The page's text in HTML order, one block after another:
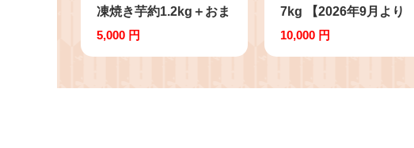
凍焼き芋約1.2kg＋おま
かせ品種さつまいも
焼き芋 やきいも 冷凍
5,000 円
7kg 【2026年9月より
順次発送】｜紅はるか
(CU-55-7)
10,000 円